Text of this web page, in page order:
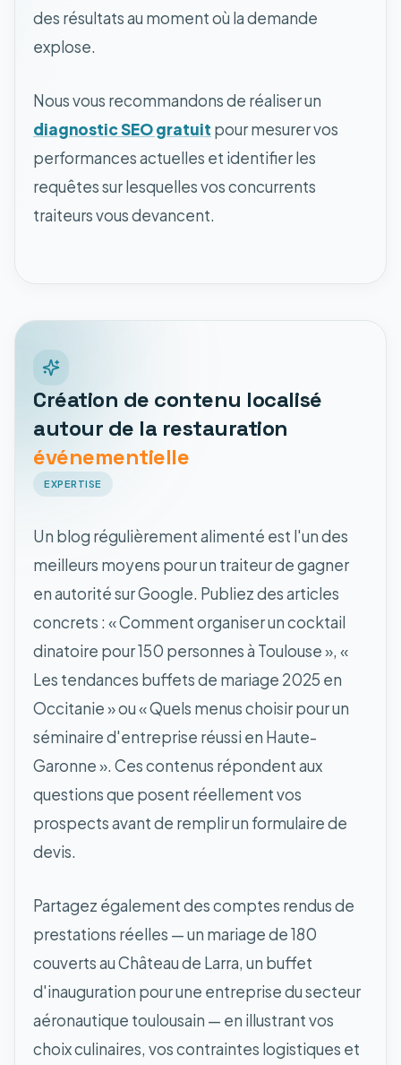
des résultats au moment où la demande
explose.
Nous vous recommandons de réaliser un
diagnostic SEO gratuit pour mesurer vos
performances actuelles et identifier les
requêtes sur lesquelles vos concurrents
traiteurs vous devancent.
Création de contenu localisé
autour de la restauration
événementielle
EXPERTISE
Un blog régulièrement alimenté est l'un des
meilleurs moyens pour un traiteur de gagner
en autorité sur Google. Publiez des articles
concrets : « Comment organiser un cocktail
dinatoire pour 150 personnes à Toulouse », «
Les tendances buffets de mariage 2025 en
Occitanie » ou « Quels menus choisir pour un
séminaire d'entreprise réussi en Haute-
Garonne ». Ces contenus répondent aux
questions que posent réellement vos
prospects avant de remplir un formulaire de
devis.
Partagez également des comptes rendus de
prestations réelles — un mariage de 180
couverts au Château de Larra, un buffet
d'inauguration pour une entreprise du secteur
aéronautique toulousain — en illustrant vos
choix culinaires, vos contraintes logistiques et